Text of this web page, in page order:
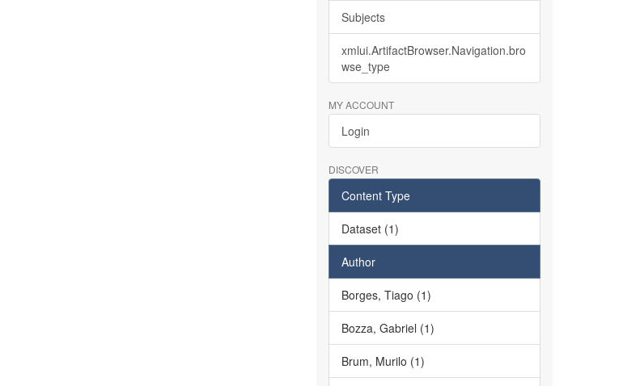
Subjects
xmlui.ArtifactBrowser.Navigation.bro
wse_type
MY ACCOUNT
Login
DISCOVER
Content Type
Dataset (1)
Author
Borges, Tiago (1)
Bozza, Gabriel (1)
Brum, Murilo (1)